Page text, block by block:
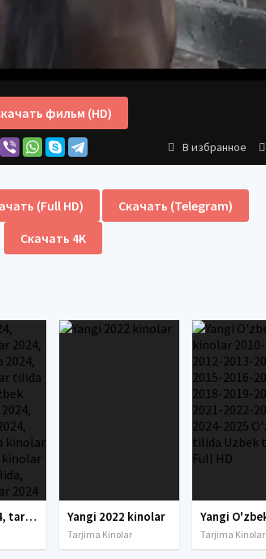
фильм (HD)
В избранное
(Full HD)
Скачать (Telegram)
Скачать 4K
tarjima 2024, tarjima kinolar 2024, uzbek tarjima 2024, tarjima kinolar tilida tilida 2024, uzbek tilida tarjima 2024, kino tarjima 2024, uzbek tarjima kinolar 2024, tarjima kinolar 2024 uzbek tilida, tarjima kinolar 2024 o zbek, tarjima kinolar 2024 Yangi 2022 kinolar
Tarjima Kinolar Tarjima Kinolar